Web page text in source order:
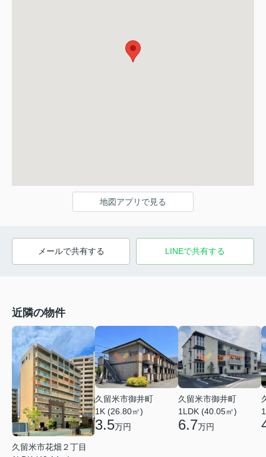
地図アプリで見る
メールで共有する LINEで共有する
近隣の物件
久留米市花畑２丁目
久留米市御井町
1K (26.80㎡)
3.5万円
久留米市御井町
1LDK (40.05㎡)
6.7万円